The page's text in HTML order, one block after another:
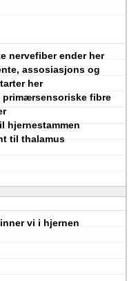
nervefiber ender her
assosiasjons og
her
primærsensoriske fibre
hjernestammen
til thalamus
vi i hjernen